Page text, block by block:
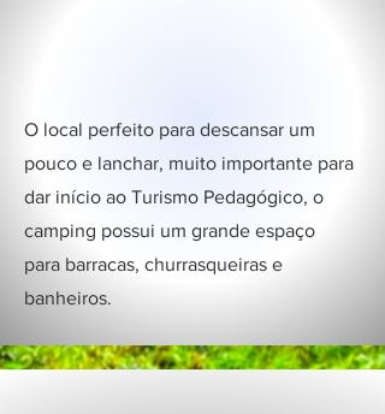
O local perfeito para descansar um
pouco e lanchar, muito importante para
dar início ao Turismo Pedagógico, o
camping possui um grande espaço
para barracas, churrasqueiras e
banheiros.